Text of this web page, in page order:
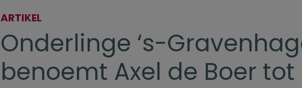
ARTIKEL
Onderlinge ‘s-
benoemt Axel de Boer tot